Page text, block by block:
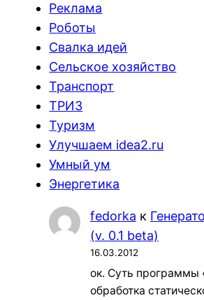
Реклама
Роботы
Свалка идей
Сельское хозяйство
Транспорт
ТРИЗ
Туризм
Улучшаем idea2.ru
Умный ум
Энергетика
fedorka к
(v. 0.1 beta)
16.03.2012
ок. Суть программы
обработка